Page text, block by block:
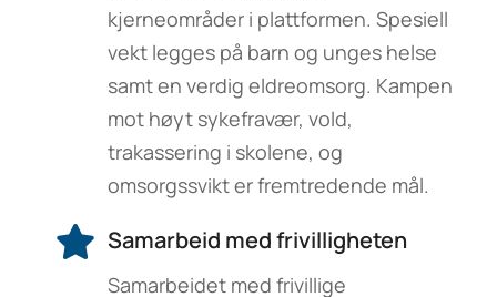
kjerneområder i plattformen. Spesiell
vekt legges på barn og unges helse
samt en verdig eldreomsorg. Kampen
mot høyt sykefravær, vold,
trakassering i skolene, og
omsorgssvikt er fremtredende mål.
Samarbeid med frivilligheten
Samarbeidet med frivillige